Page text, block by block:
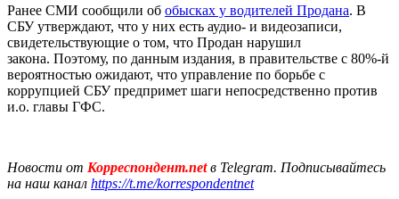
Ранее СМИ сообщили об обысках у водителей Продана. В
СБУ утверждают, что у них есть аудио- и видеозаписи,
свидетельствующие о том, что Продан нарушил
закона. Поэтому, по данным издания, в правительстве с 80%-й
вероятностью ожидают, что управление по борьбе с
коррупцией СБУ предпримет шаги непосредственно против
и.о. главы ГФС.
Новости от Корреспондент.netв Telegram. Подписывайтесь
на наш канал https://t.me/korrespondentnet